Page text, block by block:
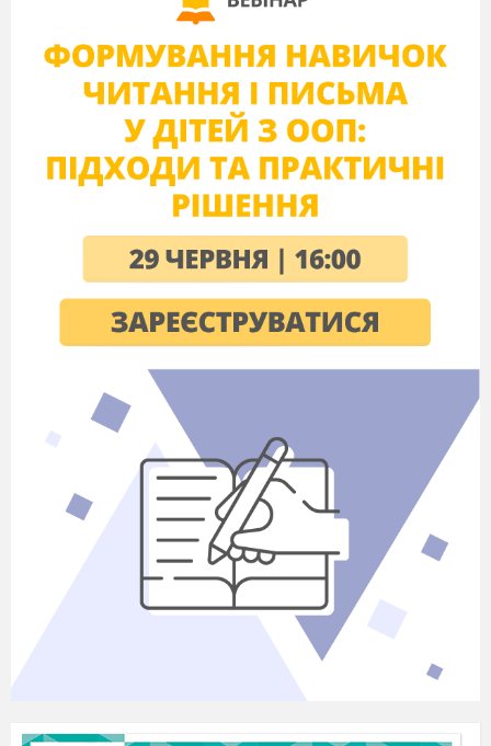
Розташуй у правильному порядку дії з
режиму школяра:
Обід
Підйом
Відпочинок
Заняття в школі
Зарядка
Умивання
Сон
Вечеря
Виконання домашніх завдань
Намалюйте на столі столові
прибори, дотримуючись правил
столового етикету.